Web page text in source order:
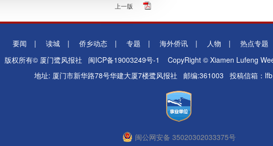
上一版
要闻 | 读城 | 侨乡动态 | 专题 | 海外侨讯 | 人物 | 热点专题
版权所有© 厦门鹭风报社 闽ICP备19003249号-1
CopyRight © Xiamen Lufeng
地址: 厦门市新华路78号华建大厦7楼鹭风报社 邮编:361003 投稿信箱：
闽公网安备 35020302033375号